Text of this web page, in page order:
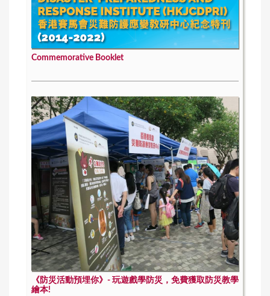
Commemorative Booklet
《防災活動預埋你》- 玩遊戲學防災，免費獲取防災教學
繪本!